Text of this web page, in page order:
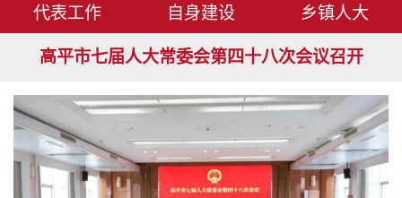
代表工作
自身建设
乡镇人大
高平市七届人大八次会议胜利闭幕
高平市七届人大常委会第四十九次会议召开
高平市七届人大常委会第四十八次会议召开